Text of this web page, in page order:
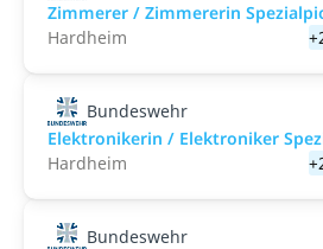
Zimmerer / Zimmererin
Hardheim
Bundeswehr
Elektronikerin / Elektroniker
Hardheim
Bundeswehr